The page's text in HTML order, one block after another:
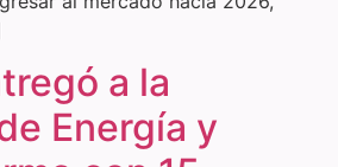
a la
Energía y